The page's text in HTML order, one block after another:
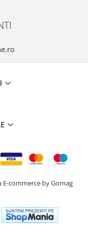
E-commerce by Gomag